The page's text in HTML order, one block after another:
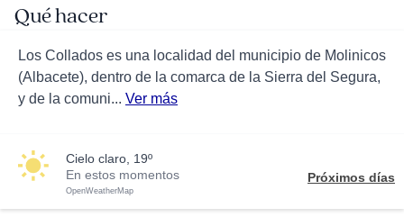
Qué hacer
Los Collados es una localidad del municipio de Molinicos
(Albacete), dentro de la comarca de la Sierra del Segura,
y de la comuni... Ver más
cielo claro, 19º
En estos momentos
OpenWeatherMap
Próximos días